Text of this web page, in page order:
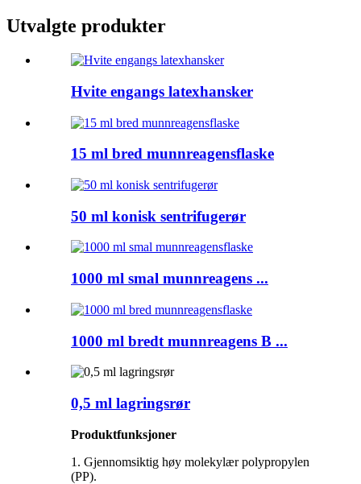
Utvalgte produkter
Hvite engangs latexhansker
15 ml bred munnreagensflaske
50 ml konisk sentrifugerør
1000 ml smal munnreagens ...
1000 ml bredt munnreagens B ...
0,5 ml lagringsrør
Produktfunksjoner
1. Gjennomsiktig høy molekylær polypropylen
(PP).